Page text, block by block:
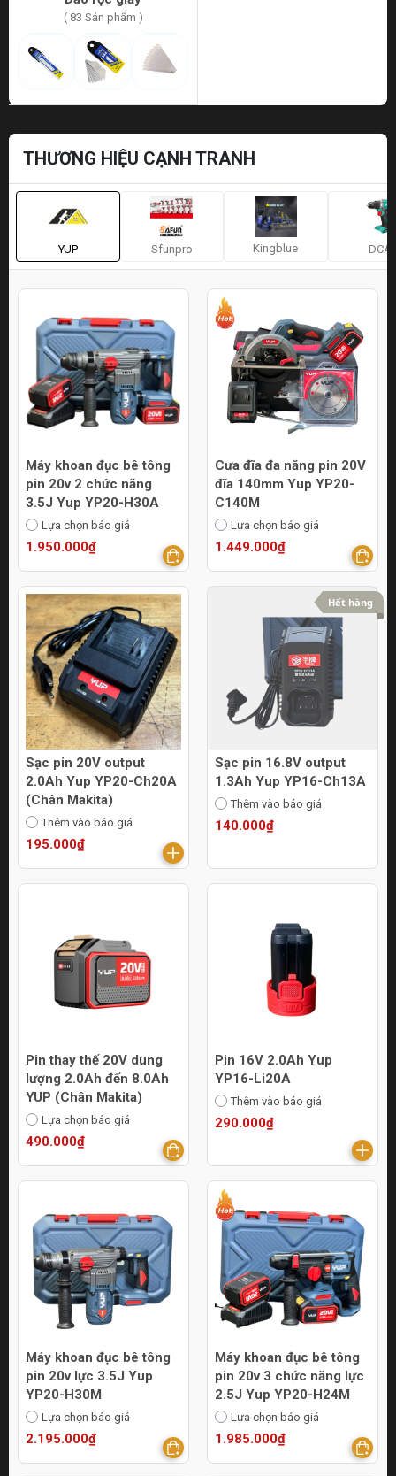
( 83 Sản phẩm )
THƯƠNG HIỆU CẠNH TRANH
YUP Sfunpro Kingblue DCA
Máy khoan đục bê tông
pin 20v 2 chức năng
3.5J Yup YP20-H30A
Lựa chọn báo giá
1.950.000₫
Cưa đĩa đa năng pin 20V
đĩa 140mm Yup YP20-
C140M
Lựa chọn báo giá
1.449.000₫
Sạc pin 20V output
2.0Ah Yup YP20-Ch20A
(Chân Makita)
Thêm vào báo giá
195.000₫
Hết hàng
Sạc pin 16.8V output
1.3Ah Yup YP16-Ch13A
Thêm vào báo giá
140.000₫
Pin thay thế 20V dung
lượng 2.0Ah đến 8.0Ah
YUP (Chân Makita)
Lựa chọn báo giá
490.000₫
Pin 16V 2.0Ah Yup
YP16-Li20A
Thêm vào báo giá
290.000₫
Máy khoan đục bê tông
pin 20v lực 3.5J Yup
YP20-H30M
Lựa chọn báo giá
2.195.000₫
Máy khoan đục bê tông
pin 20v 3 chức năng lực
2.5J Yup YP20-H24M
Lựa chọn báo giá
1.985.000₫